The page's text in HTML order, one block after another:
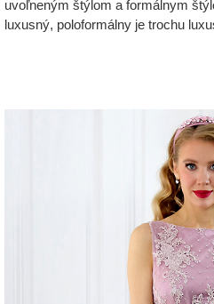
uvoľneným štýlom a formálnym
luxusný, poloformálny je trochu